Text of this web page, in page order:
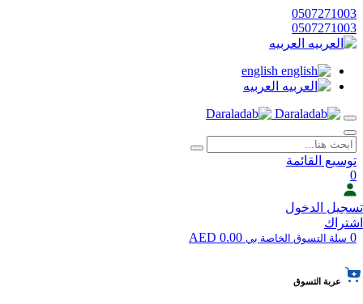
0507271003
0507271003
العربيه
english
العربيه
توسيع القائمة
0
تسجيل الدخول
اشتراك
0 سلة التسوق الخاصة بي
عربة التسوق